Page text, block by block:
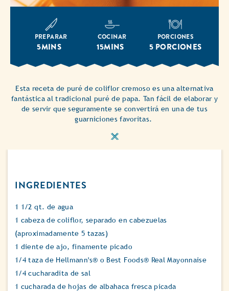
PREPARAR
5MINS
COCINAR
15MINS
PORCIONES
5 PORCIONES
Esta receta de puré de coliflor cremoso es una alternativa
fantástica al tradicional puré de papa. Tan fácil de elaborar y
de servir que seguramente se convertirá en una de tus
guarniciones favoritas.
INGREDIENTES
1 1/2 qt. de agua
1 cabeza de coliflor, separado en cabezuelas
(aproximadamente 5 tazas)
1 diente de ajo, finamente picado
1/4 taza de Hellmann's® o Best Foods® Real Mayonnaise
1/4 cucharadita de sal
1 cucharada de hojas de albahaca fresca picada